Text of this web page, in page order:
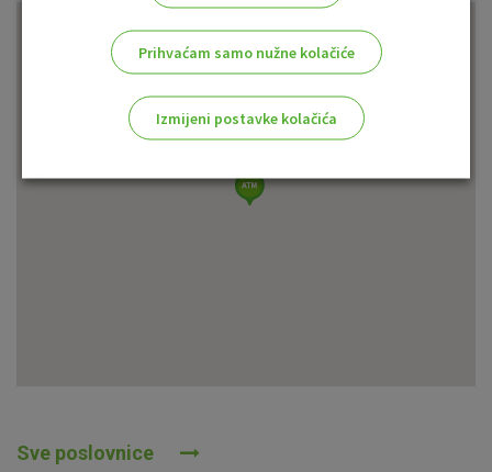
Sve poslovnice
Prihvaćam samo nužne kolačiće
Izmijeni postavke kolačića